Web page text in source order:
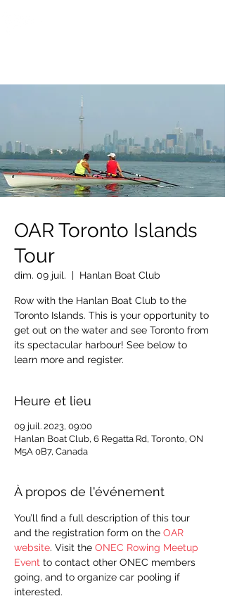
OAR Toronto Islands
Tour
dim. 09 juil.
  |
Hanlan Boat Club
Row with the Hanlan Boat Club to the
Toronto Islands. This is your opportunity to
get out on the water and see Toronto from
its spectacular harbour! See below to
learn more and register.
Heure et lieu
09 juil. 2023, 09:00
Hanlan Boat Club, 6 Regatta Rd, Toronto, ON
M5A 0B7, Canada
À propos de l'événement
You’ll find a full description of this tour
and the registration form on the OAR
website. Visit the ONEC Rowing Meetup
Event to contact other ONEC members
going, and to organize car pooling if
interested.